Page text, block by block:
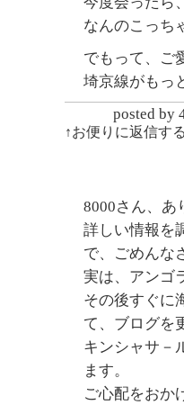
なんのこっち
でもって、ご
埼京線がもっ
posted by
↑お便りに返信す
8000さん、あ
詳しい情報を
で、ごめんな
実は、アンゴ
その後すぐに
て、ブログを
キンシャサ－
ます。
ご心配をおか